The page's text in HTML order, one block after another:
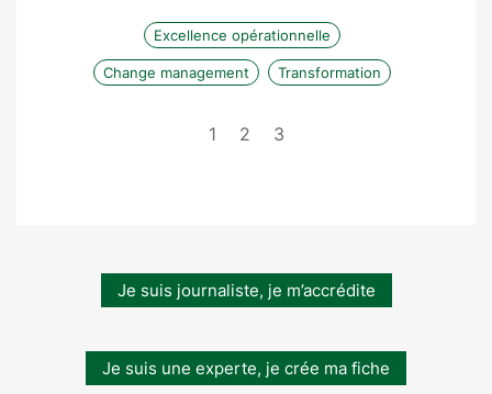
Excellence opérationnelle
Change management Transformation
1 2 3
Je suis journaliste, je m’accrédite
Je suis une experte, je crée ma fiche